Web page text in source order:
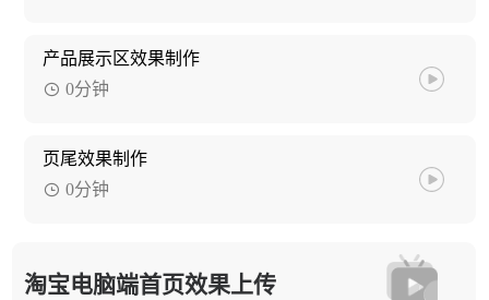
产品展示区效果制作
0分钟
页尾效果制作
0分钟
淘宝电脑端首页效果上传